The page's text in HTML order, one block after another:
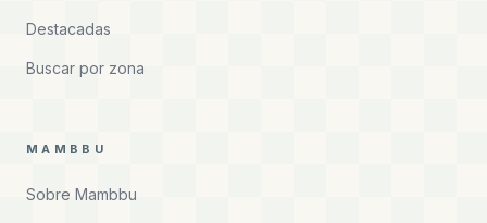
Destacadas
Buscar por zona
MAMBBU
Sobre Mambbu